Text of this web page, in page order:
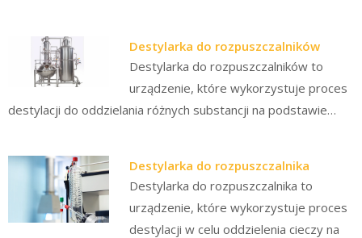
Destylarka do rozpuszczalników
Destylarka do rozpuszczalników to
urządzenie, które wykorzystuje proces
destylacji do oddzielania różnych substancji na podstawie…
Destylarka do rozpuszczalnika
Destylarka do rozpuszczalnika to
urządzenie, które wykorzystuje proces
destylacji w celu oddzielenia cieczy na